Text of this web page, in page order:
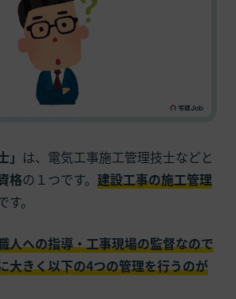
は、電気工事施工管理技士などと
格の１つです。 建設工事の施工管理
す。
人への指導・工事現場の監督なので
大きく以下の4つの管理を行うのが